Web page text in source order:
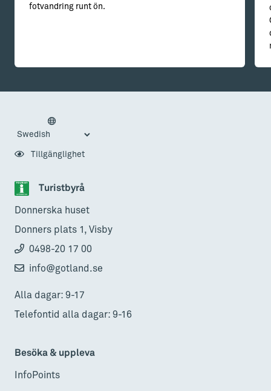
fotvandring runt ön.
Turistbyrå
Donnerska huset
Donners plats 1, Visby
0498-20 17 00
info@gotland.se
Alla dagar: 9-17
Telefontid alla dagar: 9-16
Besöka & uppleva
InfoPoints
Tillgänglighet